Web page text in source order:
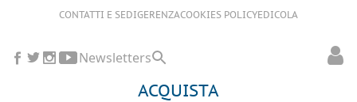
CONTATTI E SEDIGERENZACOOKIES POLICYEDICOLA
ACQUISTA
Newsletters